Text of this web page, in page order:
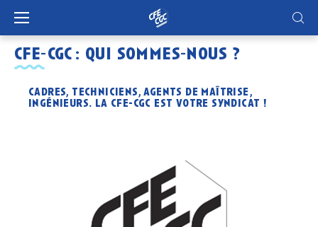
cfe-cgc : qui sommes-nous ?
cadres, techniciens, agents de maîtrise,
ingénieurs. la cfe-cgc est votre syndicat !
Panneau de gestion des cookies